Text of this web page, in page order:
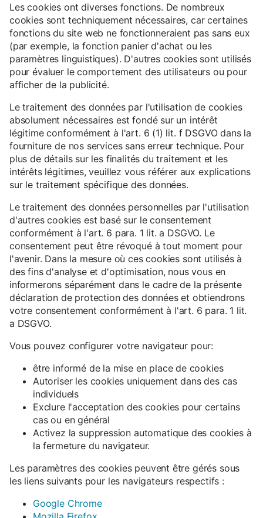
Les cookies ont diverses fonctions. De nombreux
cookies sont techniquement nécessaires, car certaines
fonctions du site web ne fonctionneraient pas sans eux
(par exemple, la fonction panier d'achat ou les
paramètres linguistiques). D'autres cookies sont utilisés
pour évaluer le comportement des utilisateurs ou pour
afficher de la publicité.
Le traitement des données par l'utilisation de cookies
absolument nécessaires est fondé sur un intérêt
légitime conformément à l'art. 6 (1) lit. f DSGVO dans la
fourniture de nos services sans erreur technique. Pour
plus de détails sur les finalités du traitement et les
intérêts légitimes, veuillez vous référer aux explications
sur le traitement spécifique des données.
Le traitement des données personnelles par l'utilisation
d'autres cookies est basé sur le consentement
conformément à l'art. 6 para. 1 lit. a DSGVO. Le
consentement peut être révoqué à tout moment pour
l'avenir. Dans la mesure où ces cookies sont utilisés à
des fins d'analyse et d'optimisation, nous vous en
informerons séparément dans le cadre de la présente
déclaration de protection des données et obtiendrons
votre consentement conformément à l'art. 6 para. 1 lit.
a DSGVO.
Vous pouvez configurer votre navigateur pour:
être informé de la mise en place de cookies
Autoriser les cookies uniquement dans des cas
individuels
Exclure l'acceptation des cookies pour certains
cas ou en général
Activez la suppression automatique des cookies à
la fermeture du navigateur.
Les paramètres des cookies peuvent être gérés sous
les liens suivants pour les navigateurs respectifs :
Google Chrome